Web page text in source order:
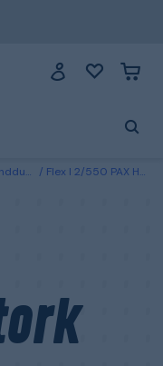
el Flex I 2/550 PAX Handdukstork Rostfritt stål